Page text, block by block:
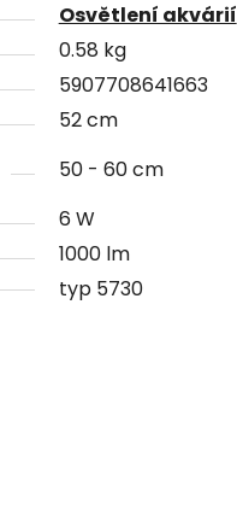
Osvětlení akvárií
0.58 kg
5907708641663
52 cm
50 - 60 cm
6 W
1000 lm
typ 5730